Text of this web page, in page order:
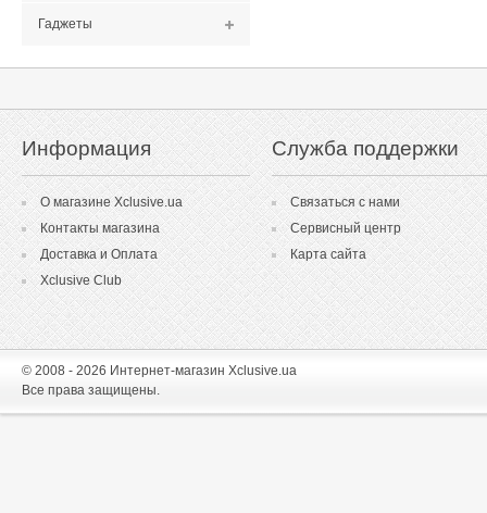
Гаджеты
Информация
О магазине Xclusive.ua
Контакты магазина
Доставка и Оплата
Xclusive Club
Служба поддержки
Связаться с нами
Сервисный центр
Карта сайта
© 2008 - 2026 Интернет-магазин Xclusive.ua
Все права защищены.